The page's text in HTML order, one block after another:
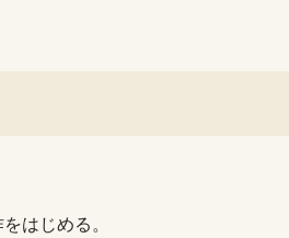
はじめる。